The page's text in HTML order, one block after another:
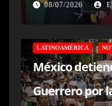
08/07/2026
LATINOAMÉRICA
México
Guerrero por